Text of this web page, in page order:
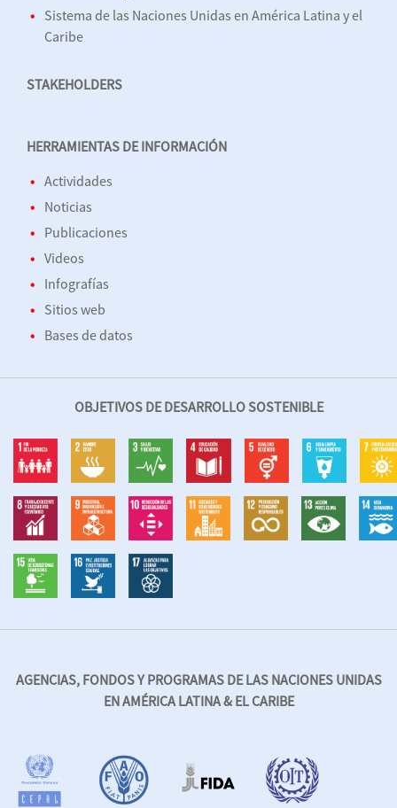
Sistema de las Naciones Unidas en América Latina y el
Caribe
STAKEHOLDERS
HERRAMIENTAS DE INFORMACIÓN
Actividades
Noticias
Publicaciones
Videos
Infografías
Sitios web
Bases de datos
OBJETIVOS DE DESARROLLO SOSTENIBLE
AGENCIAS, FONDOS Y PROGRAMAS DE LAS NACIONES UNIDAS
EN AMÉRICA LATINA & EL CARIBE